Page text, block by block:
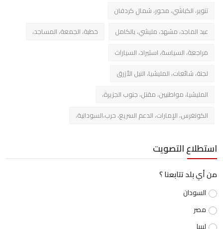
تنوير، الكباشي، محور، شمال كردفان
عبد الماجد، مشهد، مليشي، بالكامل
خطبة، الجمعة، المساجد،
مراجعة، السياسة، استيراد، السيارات
لجنة، شائعات، المليشيا، النيل الأزرق
المليشيا، مواطنيين، مقتل، جنوب الجزيرة،
الكونغرس، الإمارات، الدعم السريع، حرب،السودانية،
استطلاع التصويت
من أي بلد تتابعنا ؟
السودان
مصر